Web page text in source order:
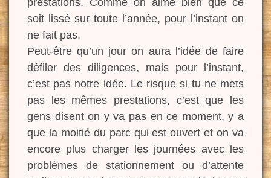
prestations. Comme on aime bien que ce
soit lissé sur toute l’année, pour l’instant on
ne fait pas.
Peut-être qu’un jour on aura l’idée de faire
défiler des diligences, mais pour l’instant,
c’est pas notre idée. Le risque si tu ne mets
pas les mêmes prestations, c’est que les
gens disent on y va pas en ce moment, y a
que la moitié du parc qui est ouvert et on va
encore plus charger les journées avec les
problèmes de stationnement ou d’attente